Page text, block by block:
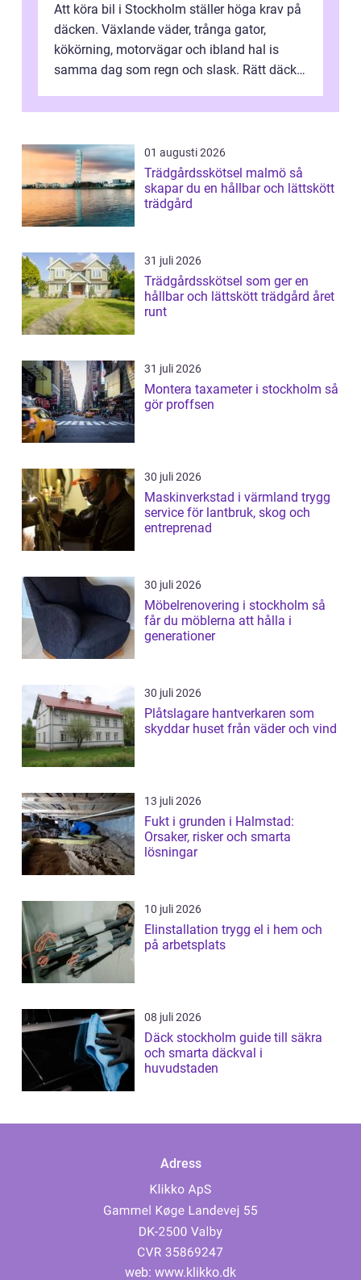
Att köra bil i Stockholm ställer höga krav på
däcken. Växlande väder, trånga gator,
kökörning, motorvägar och ibland hal is
samma dag som regn och slask. Rätt däck
01 augusti 2026
Trädgårdsskötsel malmö så
skapar du en hållbar och lättskött
trädgård
31 juli 2026
Trädgårdsskötsel som ger en
hållbar och lättskött trädgård året
runt
31 juli 2026
Montera taxameter i stockholm så
gör proffsen
30 juli 2026
Maskinverkstad i värmland trygg
service för lantbruk, skog och
entreprenad
30 juli 2026
Möbelrenovering i stockholm så
får du möblerna att hålla i
generationer
30 juli 2026
Plåtslagare hantverkaren som
skyddar huset från väder och vind
13 juli 2026
Fukt i grunden i Halmstad:
Orsaker, risker och smarta
lösningar
10 juli 2026
Elinstallation trygg el i hem och
på arbetsplats
08 juli 2026
Däck stockholm guide till säkra
och smarta däckval i
huvudstaden
Adress
web: www.klikko.dk